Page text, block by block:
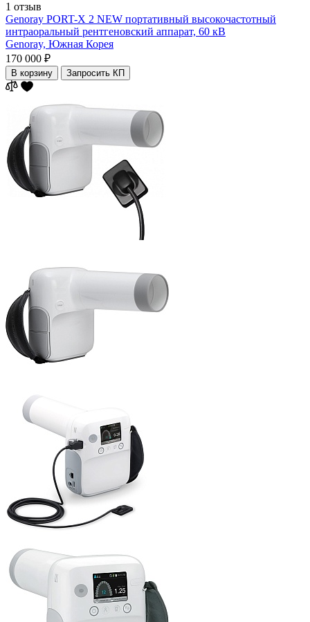
1 отзыв
Genoray PORT-X 2 NEW портативный высокочастотный
интраоральный рентгеновский аппарат, 60 кВ
Genoray, Южная Корея
170 000 ₽
В корзину Запросить КП